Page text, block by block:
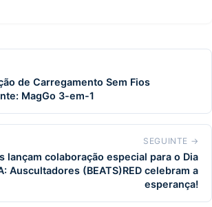
de Carregamento Sem Fios
MagGo 3-em-1
SEGUINTE →
lançam colaboração especial para o Dia
Auscultadores (BEATS)RED celebram a
esperança!